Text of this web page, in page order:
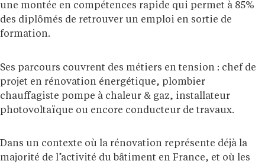
une montée en compétences rapide qui permet à 85%
des diplômés de retrouver un emploi en sortie de
formation.
Ses parcours couvrent des métiers en tension : chef de
projet en rénovation énergétique, plombier
chauffagiste pompe à chaleur & gaz, installateur
photovoltaïque ou encore conducteur de travaux.
Dans un contexte où la rénovation représente déjà la
majorité de l’activité du bâtiment en France, et où les